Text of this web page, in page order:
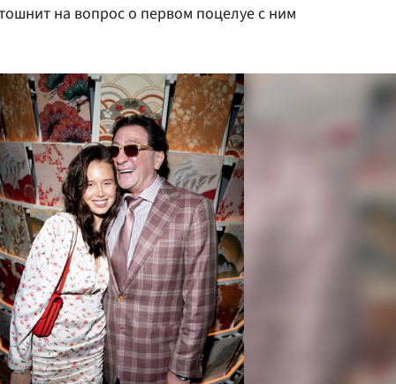
на вопрос о первом поцелуе с ним